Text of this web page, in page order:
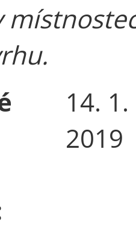
14.
2019